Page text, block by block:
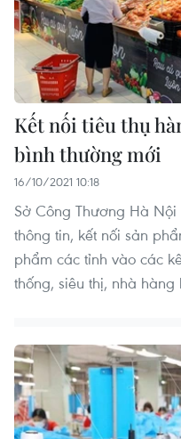
Kết nối tiêu thụ
bình thường mới
16/10/2021 10:18
Sở Công Thương Hà
thông tin, kết nối sản
phẩm các tỉnh vào các
thống, siêu thị, nhà